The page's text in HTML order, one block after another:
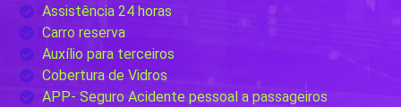
Assistência 24 horas
Carro reserva
Auxílio para terceiros
Cobertura de Vidros
APP- Seguro Acidente pessoal a passageiros